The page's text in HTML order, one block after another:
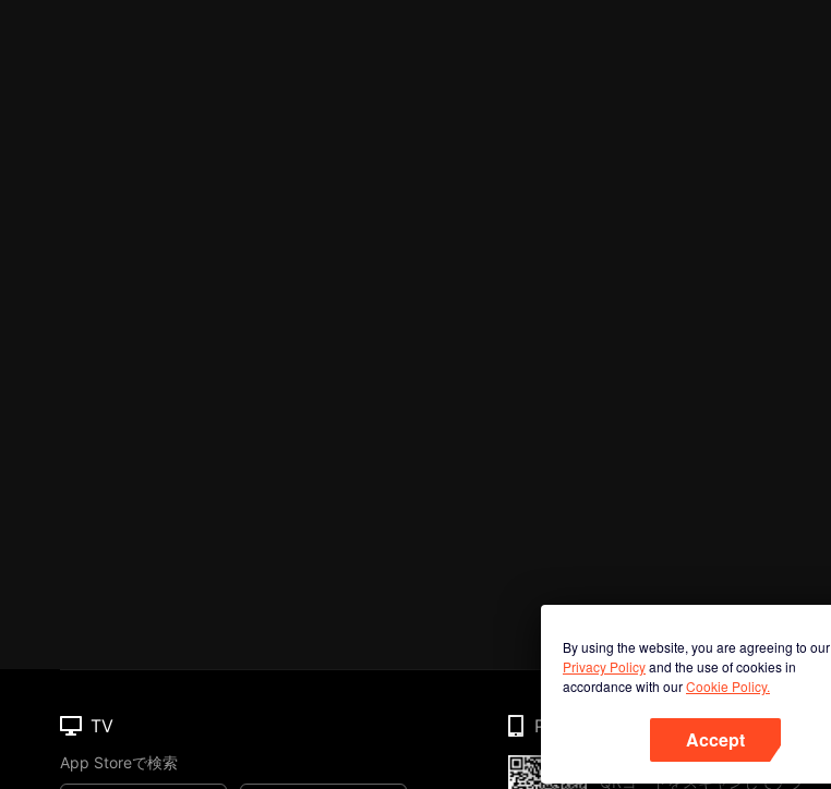
By using the website, you are agreeing to our
Privacy Policyand the use of cookies in
accordance with ourCookie Policy.
Accept
TV
App Storeで検索
Phone
QRコードをスキャンしてアプ